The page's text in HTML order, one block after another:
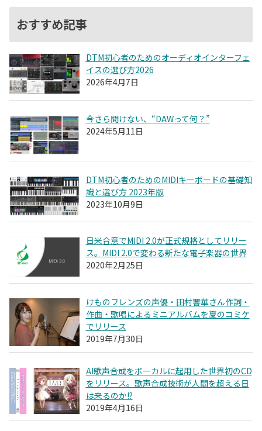
おすすめ記事
DTM初心者のためのオーディオインターフェ
イスの選び方2026
2026年4月7日
今さら聞けない、“DAWって何？”
2024年5月11日
DTM初心者のためのMIDIキーボードの基礎知
識と選び方 2023年版
2023年10月9日
日米合意でMIDI 2.0が正式規格としてリリー
ス。MIDI 2.0で変わる新たな電子楽器の世界
2020年2月25日
けものフレンズの声優・田村響華さん作詞・
作曲・歌唱によるミニアルバムを夏のコミケ
でリリース
2019年7月30日
AI歌声合成をボーカルに起用した世界初のCD
をリリース。歌声合成技術が人間を超える日
は来るのか!?
2019年4月16日